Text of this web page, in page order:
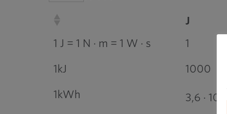
J
1 J = 1 N · m = 1 W · s
1
1kJ 1000
1kWh 3,6 · 10